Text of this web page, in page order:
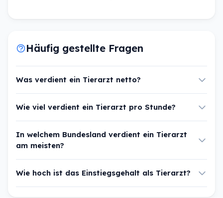
Häufig gestellte Fragen
Was verdient ein Tierarzt netto?
Wie viel verdient ein Tierarzt pro Stunde?
In welchem Bundesland verdient ein Tierarzt
am meisten?
Wie hoch ist das Einstiegsgehalt als Tierarzt?